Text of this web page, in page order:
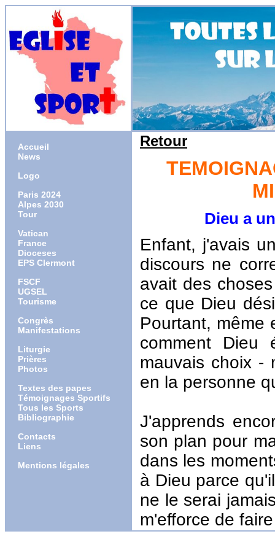
Accueil
News
Logo
Paris 2024
Alpes 2030
Tour
Vatican
France
Dioceses
EPS Clermont
FSCF
UGSEL
Tourisme
Congrès
Manifestations
Liturgie
Prières
Photos
Textes des papes
Témoignages Sportifs
Tous les Sports
Bibliographie
Contacts
Liens
Mentions légales
Retour
Dieu a un
Enfant, j'avais
discours ne
avait des
ce que Dieu
Pourtant, même
comment
mauvais choix -
en la personne
J'apprends
son plan pour
dans les
à Dieu parce
ne le serai
m'efforce de